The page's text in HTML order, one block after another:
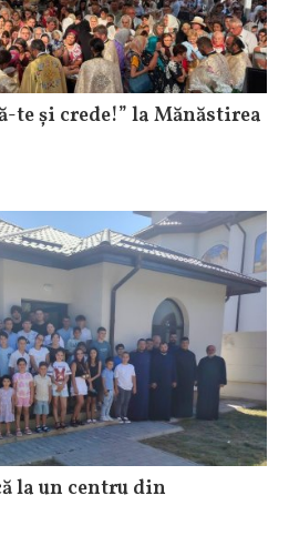
te și crede!” la Mănăstirea
la un centru din